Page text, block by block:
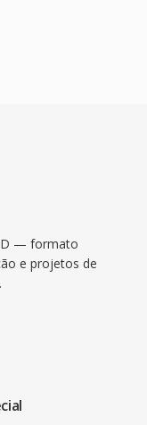
— formato
e projetos de